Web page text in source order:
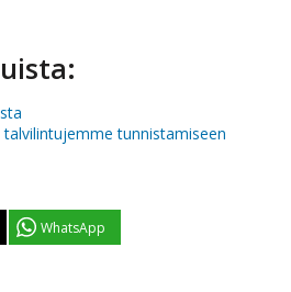
talvilintujemme tunnistamiseen
WhatsApp